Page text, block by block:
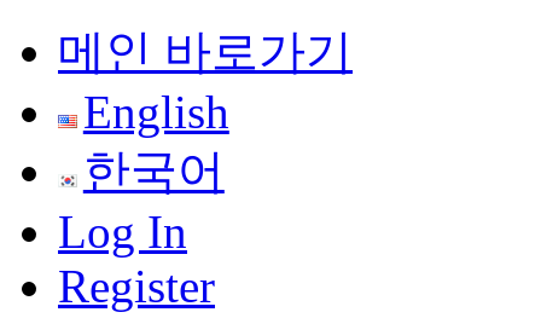
to
content메인 바로가기
English
한국어
Log In
Register